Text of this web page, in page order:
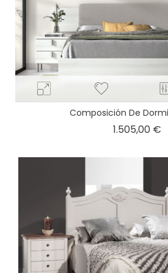
Composición De
1.505,00 €